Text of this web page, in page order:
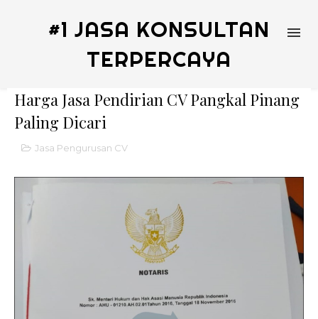
#1 JASA KONSULTAN
TERPERCAYA
Harga Jasa Pendirian CV Pangkal Pinang
Paling Dicari
Jasa Pengurusan CV